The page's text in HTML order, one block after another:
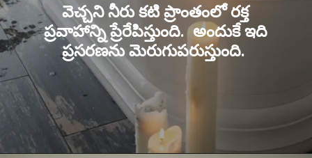
వెచ్చని నీరు కటి ప్రాంతంలో రక్త
ప్రవాహాన్ని ప్రేరేపిస్తుంది. అందుకే ఇది
ప్రసరణను మెరుగుపరుస్తుంది.